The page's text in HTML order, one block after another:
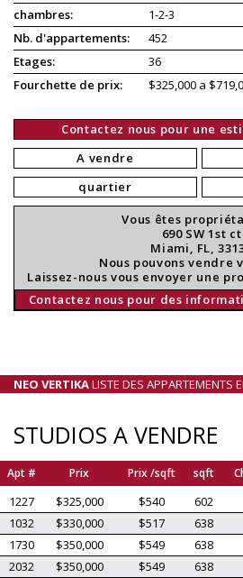
chambres:
1-2-3
Nb. d'appartements:
452
Etages:
36
Fourchette de prix:
$325,000 a
Contactez nous pour une
A vendre
quartier
Vous êtes
690 SW 1st ct
Miami, FL,
Nous pouvons vendre
Laissez-nous vous envoyer une
Contactez nous pour des
NEO VERTIKALISTE DES APPARTEMENTS
STUDIOS A VENDRE
Apt # Prix Prix /sqft sqft
1227 $325,000 $540 602
1032
$330,000 $517 638
1730
$350,000 $549 638
2032
$350,000 $549 638